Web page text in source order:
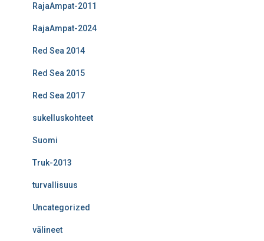
RajaAmpat-2011
RajaAmpat-2024
Red Sea 2014
Red Sea 2015
Red Sea 2017
sukelluskohteet
Suomi
Truk-2013
turvallisuus
Uncategorized
välineet